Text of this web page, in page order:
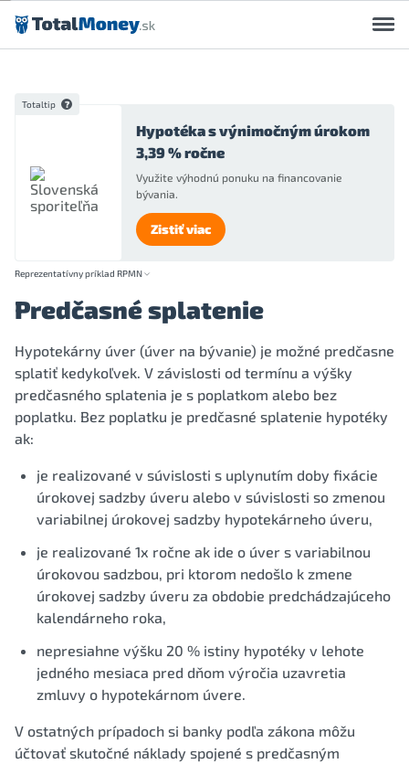
Preskočiť na obsah
Totaltip
Hypotéka s výnimočným úrokom
3,39 % ročne
Využite výhodnú ponuku na financovanie
bývania.
Zistiť viac
Reprezentatívny príklad RPMN
Predčasné splatenie
Hypotekárny úver (úver na bývanie) je možné predčasne
splatiť kedykoľvek. V závislosti od termínu a výšky
predčasného splatenia je s poplatkom alebo bez
poplatku. Bez poplatku je predčasné splatenie hypotéky
ak:
je realizované v súvislosti s uplynutím doby fixácie
úrokovej sadzby úveru alebo v súvislosti so zmenou
variabilnej úrokovej sadzby hypotekárneho úveru,
je realizované 1x ročne ak ide o úver s variabilnou
úrokovou sadzbou, pri ktorom nedošlo k zmene
úrokovej sadzby úveru za obdobie predchádzajúceho
kalendárneho roka,
nepresiahne výšku 20 % istiny hypotéky v lehote
jedného mesiaca pred dňom výročia uzavretia
zmluvy o hypotekárnom úvere.
V ostatných prípadoch si banky podľa zákona môžu
účtovať skutočné náklady spojené s predčasným